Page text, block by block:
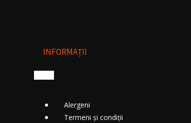
INFORMAȚII
Alergeni
Termeni și condiții